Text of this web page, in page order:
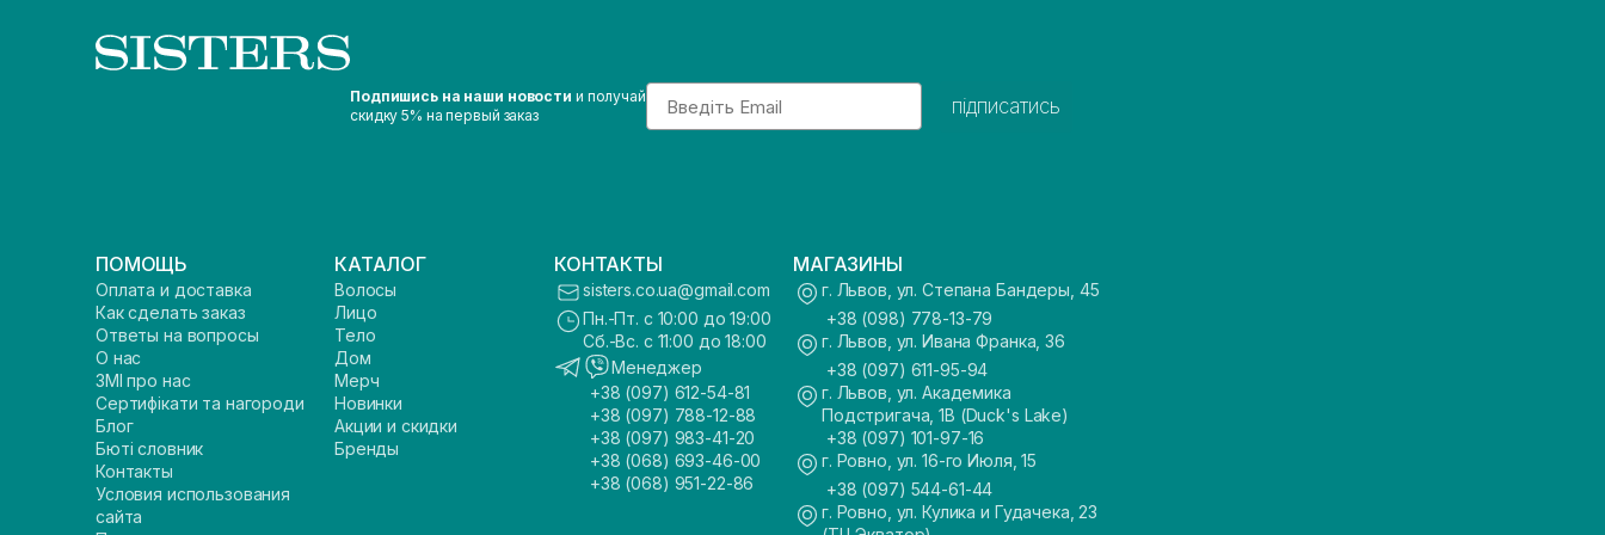
Подпишись на наши новости и получай
скидку 5% на первый заказ
Email
підписатись
ПОМОЩЬ
Оплата и доставка
Как сделать заказ
Ответы на вопросы
О нас
ЗМІ про нас
Сертифікати та нагороди
Блог
Бюті словник
Контакты
Условия использования
сайта
КАТАЛОГ
Волосы
Лицо
Тело
Дом
Мерч
Новинки
Акции и скидки
Бренды
КОНТАКТЫ
sisters.co.ua@gmail.com
Пн.-Пт. с 10:00 до 19:00
Сб.-Вс. с 11:00 до 18:00
Менеджер
+38 (097) 612-54-81
+38 (097) 788-12-88
+38 (097) 983-41-20
+38 (068) 693-46-00
+38 (068) 951-22-86
МАГАЗИНЫ
г. Львов, ул. Степана Бандеры, 45
+38 (098) 778-13-79
г. Львов, ул. Ивана Франка, 36
+38 (097) 611-95-94
г. Львов, ул. Академика
Подстригача, 1В (Duck's Lake)
+38 (097) 101-97-16
г. Ровно, ул. 16-го Июля, 15
+38 (097) 544-61-44
г. Ровно, ул. Кулика и Гудачека, 23